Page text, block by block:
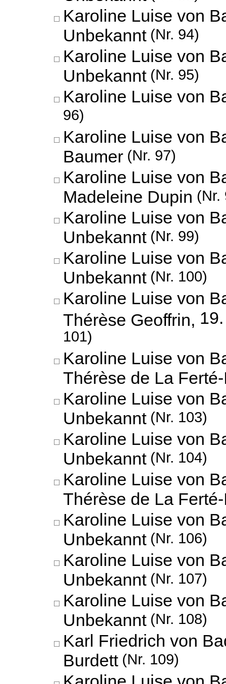
Karoline Luise von
Unbekannt (Nr. 94)
Karoline Luise von
Unbekannt (Nr. 95)
Karoline Luise von
96)
Karoline Luise von
Baumer (Nr. 97)
Karoline Luise von
Madeleine Dupin (Nr.
Karoline Luise von
Unbekannt (Nr. 99)
Karoline Luise von
Unbekannt (Nr. 100)
Karoline Luise von
Thérèse Geoffrin,
101)
Karoline Luise von
Thérèse de La
Karoline Luise von
Unbekannt (Nr. 103)
Karoline Luise von
Unbekannt (Nr. 104)
Karoline Luise von
Thérèse de La
Karoline Luise von
Unbekannt (Nr. 106)
Karoline Luise von
Unbekannt (Nr. 107)
Karoline Luise von
Unbekannt (Nr. 108)
Karl Friedrich von
Burdett (Nr. 109)